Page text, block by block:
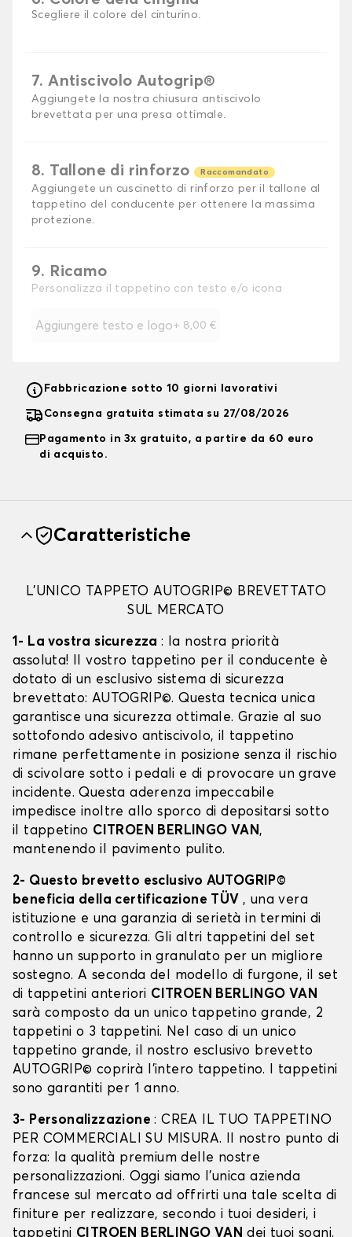
Scegliere il colore del cinturino.
7. Antiscivolo Autogrip®
Aggiungete la nostra chiusura antiscivolo
brevettata per una presa ottimale.
8. Tallone di rinforzo Raccomandato
Aggiungete un cuscinetto di rinforzo per il tallone al
tappetino del conducente per ottenere la massima
protezione.
9. Ricamo
Personalizza il tappetino con testo e/o icona
Aggiungere testo e logo+ 8,00 €
Fabbricazione sotto 10 giorni lavorativi
Consegna gratuita stimata su 27/08/2026
Pagamento in 3x gratuito, a partire da 60 euro
di acquisto.
Caratteristiche
L'UNICO TAPPETO AUTOGRIP© BREVETTATO
SUL MERCATO
1- La vostra sicurezza: la nostra priorità
assoluta! Il vostro tappetino per il conducente è
dotato di un esclusivo sistema di sicurezza
brevettato: AUTOGRIP©. Questa tecnica unica
garantisce una sicurezza ottimale. Grazie al suo
sottofondo adesivo antiscivolo, il tappetino
rimane perfettamente in posizione senza il rischio
di scivolare sotto i pedali e di provocare un grave
incidente. Questa aderenza impeccabile
impedisce inoltre allo sporco di depositarsi sotto
il tappetino CITROEN BERLINGO VAN,
mantenendo il pavimento pulito.
2- Questo brevetto esclusivo AUTOGRIP©
beneficia della certificazione TÜV , una vera
istituzione e una garanzia di serietà in termini di
controllo e sicurezza. Gli altri tappetini del set
hanno un supporto in granulato per un migliore
sostegno. A seconda del modello di furgone, il set
di tappetini anteriori CITROEN BERLINGO VAN
sarà composto da un unico tappetino grande, 2
tappetini o 3 tappetini. Nel caso di un unico
tappetino grande, il nostro esclusivo brevetto
AUTOGRIP© coprirà l'intero tappetino. I tappetini
sono garantiti per 1 anno.
3- Personalizzazione: CREA IL TUO TAPPETINO
PER COMMERCIALI SU MISURA. Il nostro punto di
forza: la qualità premium delle nostre
personalizzazioni. Oggi siamo l’unica azienda
francese sul mercato ad offrirti una tale scelta di
finiture per realizzare, secondo i tuoi desideri, i
tappetini CITROEN BERLINGO VAN dei tuoi sogni.